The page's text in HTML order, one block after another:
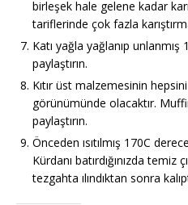
birleşek hale gelene kadar
tariflerinde çok fazla
Katı yağla yağlanıp unlanmış
paylaştırın.
Kıtır üst malzemesinin
görünümünde olacaktır.
paylaştırın.
Önceden ısıtılmış 170C
Kürdanı batırdığınızda temiz
tezgahta ılındıktan sonra